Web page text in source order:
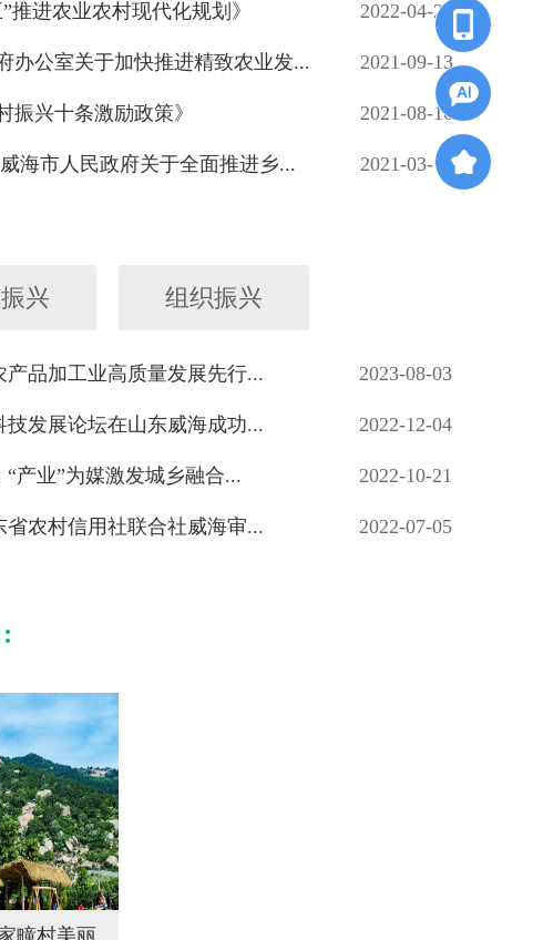
推进农业农村现代化规划》 2022-04-25
办公室关于加快推进精致农业发... 2021-09-13
振兴十条激励政策》 2021-08-16
威海市人民政府关于全面推进乡... 2021-03-12
兴 组织振兴
品加工业高质量发展先行... 2023-08-03
发展论坛在山东威海成功... 2022-12-04
“产业”为媒激发城乡融合... 2022-10-21
省农村信用社联合社威海审... 2022-07-05
威海市环翠区张村镇王家疃村美丽乡村新风貌